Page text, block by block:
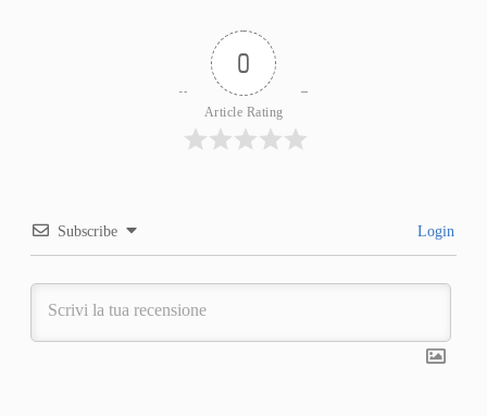
0
Article Rating
Subscribe Login